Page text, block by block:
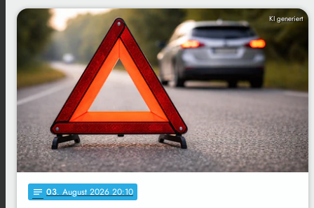
KI generiert
notes 03. August 2026 20:10